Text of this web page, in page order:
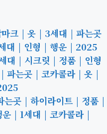
크 | 옷 | 3세대 | 파는곳
대 | 인형 | 행운 | 2025
대 | 시크릿 | 정품 | 인형
파는곳 | 코카콜라 | 옷 |
는곳 | 하이라이트 | 정품 |
| 1세대 | 코카콜라 |